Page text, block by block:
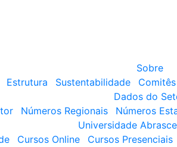
Sobre
Estrutura Sustentabilidade Comitês
Dados do
Números Regionais Números
Universidade Abrasce
Cursos Online Cursos Presenciais